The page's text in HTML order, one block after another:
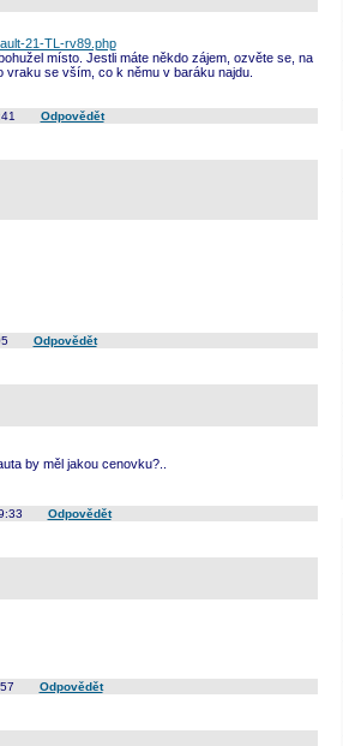
21-TL-rv89.php
místo. Jestli máte někdo zájem, ozvěte se, na
vraku se vším, co k němu v baráku najdu.
Odpovědět
Odpovědět
by měl jakou cenovku?..
Odpovědět
Odpovědět